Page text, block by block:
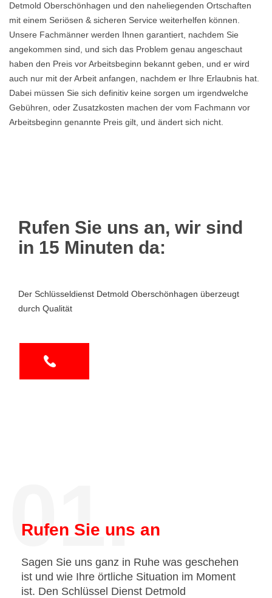
Detmold Oberschönhagen und den naheliegenden Ortschaften
mit einem Seriösen & sicheren Service weiterhelfen können.
Unsere Fachmänner werden Ihnen garantiert, nachdem Sie
angekommen sind, und sich das Problem genau angeschaut
haben den Preis vor Arbeitsbeginn bekannt geben, und er wird
auch nur mit der Arbeit anfangen, nachdem er Ihre Erlaubnis hat.
Dabei müssen Sie sich definitiv keine sorgen um irgendwelche
Gebühren, oder Zusatzkosten machen der vom Fachmann vor
Arbeitsbeginn genannte Preis gilt, und ändert sich nicht.
Rufen Sie uns an, wir sind
in 15 Minuten da:
Der Schlüsseldienst Detmold Oberschönhagen überzeugt
durch Qualität
01.
Rufen Sie uns an
Sagen Sie uns ganz in Ruhe was geschehen
ist und wie Ihre örtliche Situation im Moment
ist. Den Schlüssel Dienst Detmold